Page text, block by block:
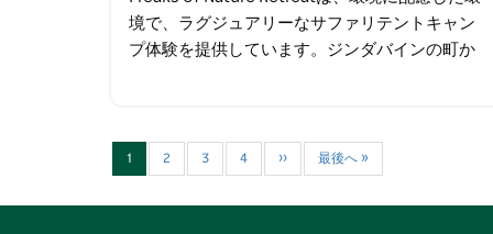
境で、ラグジュアリーなサファリテントキャン
プ体験を提供しています。ジンダバインの町か
1 2 3 4 ›› 最後へ »